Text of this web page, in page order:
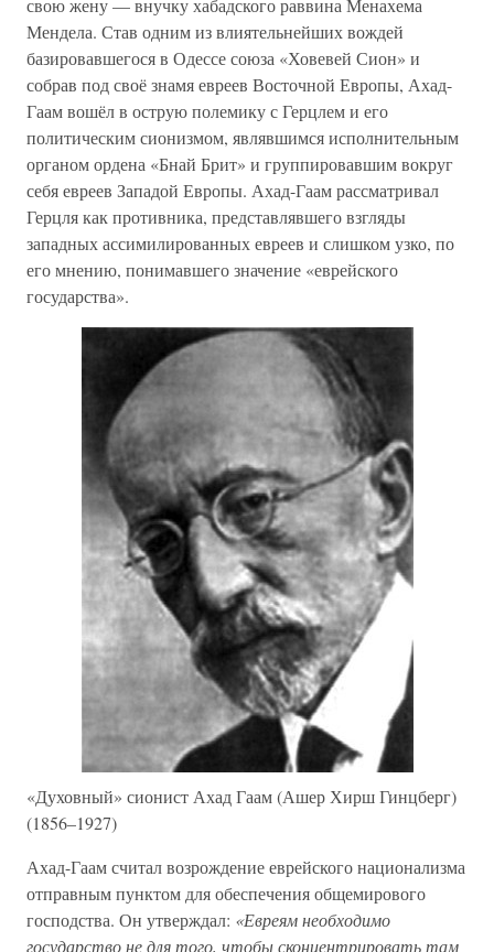
Мендела. Став одним из влиятельнейших вождей
базировавшегося в Одессе союза «Ховевей Сион» и
собрав под своё знамя евреев Восточной Европы, Ахад-
Гаам вошёл в острую полемику с Герцлем и его
политическим сионизмом, являвшимся исполнительным
органом ордена «Бнай Брит» и группировавшим вокруг
себя евреев Западой Европы. Ахад-Гаам рассматривал
Герцля как противника, представлявшего взгляды
западных ассимилированных евреев и слишком узко, по
его мнению, понимавшего значение «еврейского
государства».
«Духовный» сионист Ахад Гаам (Ашер Хирш Гинцберг)
(1856–1927)
Ахад-Гаам считал возрождение еврейского национализма
отправным пунктом для обеспечения общемирового
господства. Он утверждал: «Евреям необходимо
государство не для того, чтобы сконцентрировать там